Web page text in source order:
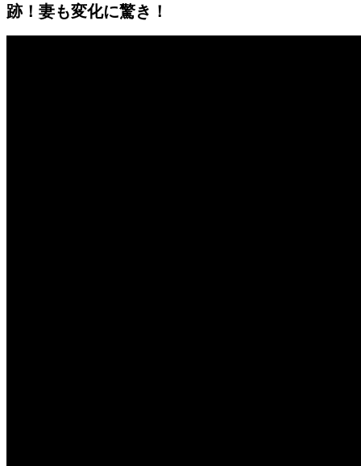
跡！妻も変化に驚き！